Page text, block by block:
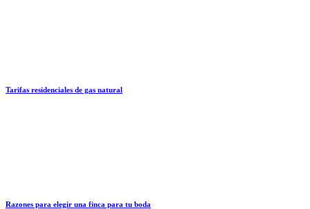
Tarifas residenciales de gas natural
Razones para elegir una finca para tu boda